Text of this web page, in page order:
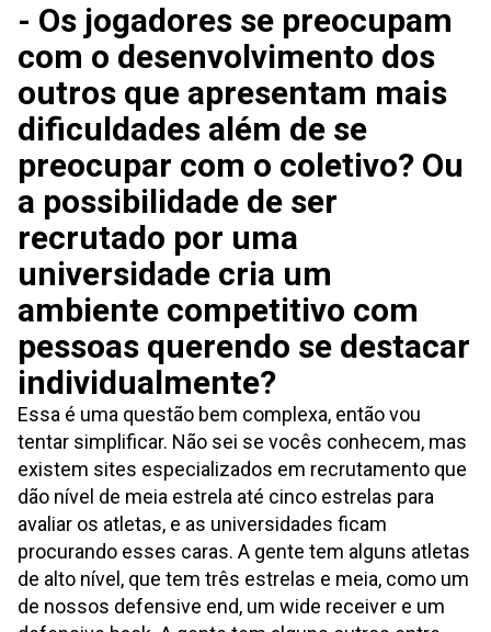
- Os jogadores se preocupam
com o desenvolvimento dos
outros que apresentam mais
dificuldades além de se
preocupar com o coletivo? Ou
a possibilidade de ser
recrutado por uma
universidade cria um
ambiente competitivo com
pessoas querendo se destacar
individualmente?
Essa é uma questão bem complexa, então vou
tentar simplificar. Não sei se vocês conhecem, mas
existem sites especializados em recrutamento que
dão nível de meia estrela até cinco estrelas para
avaliar os atletas, e as universidades ficam
procurando esses caras. A gente tem alguns atletas
de alto nível, que tem três estrelas e meia, como um
de nossos defensive end, um wide receiver e um